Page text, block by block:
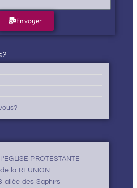
Envoyer
PROTESTANTE
de la REUNION
allée des Saphirs